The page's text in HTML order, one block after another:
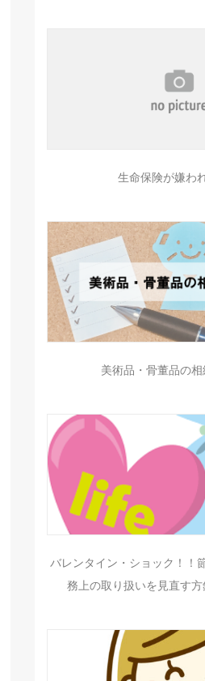
生命保険が嫌わ
美術品・骨董品の相
バレンタイン・ショック！！
務上の取り扱いを見直す方